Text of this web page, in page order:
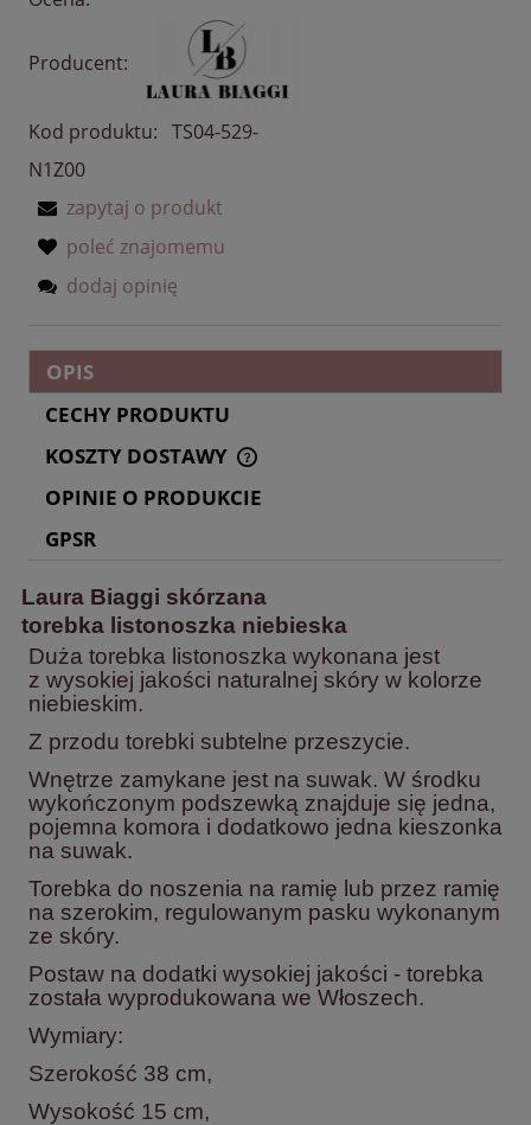
Producent:
Kod produktu: TS04-529-
N1Z00
zapytaj o produkt
poleć znajomemu
dodaj opinię
OPIS
CECHY PRODUKTU
KOSZTY DOSTAWY
CENA NIE ZAWIERA EWENTUALNYCH KOSZTÓW
PŁATNOŚCI
OPINIE O PRODUKCIE
GPSR
Laura Biaggi skórzana
torebka listonoszka niebieska
Duża torebka listonoszka wykonana jest
z wysokiej jakości naturalnej skóry w kolorze
niebieskim.
Z przodu torebki subtelne przeszycie.
Wnętrze zamykane jest na suwak. W środku
wykończonym podszewką znajduje się jedna,
pojemna komora i dodatkowo jedna kieszonka
na suwak.
Torebka do noszenia na ramię lub przez ramię
na szerokim, regulowanym pasku wykonanym
ze skóry.
Postaw na dodatki wysokiej jakości - torebka
została wyprodukowana we Włoszech.
Wymiary:
Szerokość 38 cm,
Wysokość 15 cm,